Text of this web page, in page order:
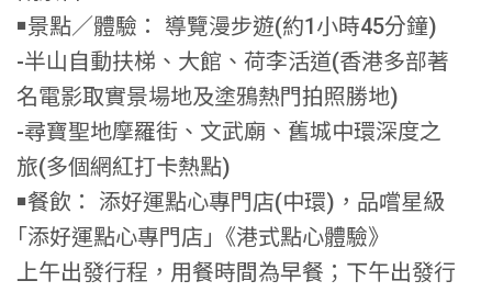
￭景點／體驗： 導覽漫步遊(約1小時45分鐘)
-半山自動扶梯、大館、荷李活道(香港多部著
名電影取實景場地及塗鴉熱門拍照勝地)
-尋寶聖地摩羅街、文武廟、舊城中環深度之
旅(多個網紅打卡熱點)
￭餐飲： 添好運點心專門店(中環)，品嚐星級
｢添好運點心專門店｣《港式點心體驗》
上午出發行程，用餐時間為早餐；下午出發行